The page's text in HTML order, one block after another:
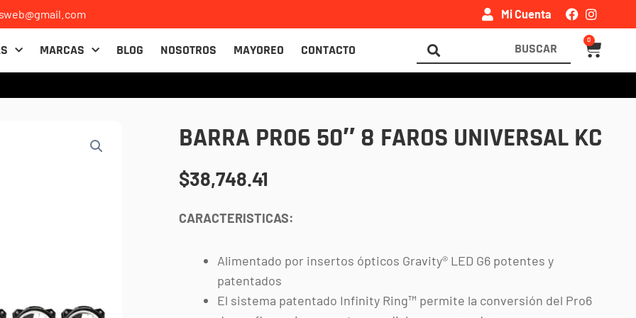
Mi Cuenta
MARCAS BLOG NOSOTROS MAYOREO CONTACTO
Search
...
0
Carrito
BARRA PRO6 50″ 8 FAROS UNIVERSAL KC
$38,748.41
CARACTERISTICAS:
Alimentado por insertos ópticos Gravity® LED G6 potentes y
patentados
El sistema patentado Infinity Ring™ permite la conversión del Pro6